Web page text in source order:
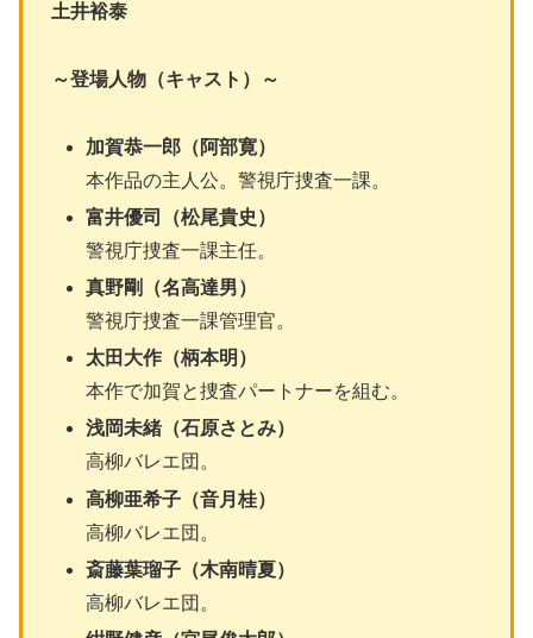
土井裕泰
～登場人物（キャスト）～
加賀恭一郎（阿部寛）
本作品の主人公。警視庁捜査一課。
富井優司（松尾貴史）
警視庁捜査一課主任。
真野剛（名高達男）
警視庁捜査一課管理官。
太田大作（柄本明）
本作で加賀と捜査パートナーを組む。
浅岡未緒（石原さとみ）
高柳バレエ団。
高柳亜希子（音月桂）
高柳バレエ団。
斎藤葉瑠子（木南晴夏）
高柳バレエ団。